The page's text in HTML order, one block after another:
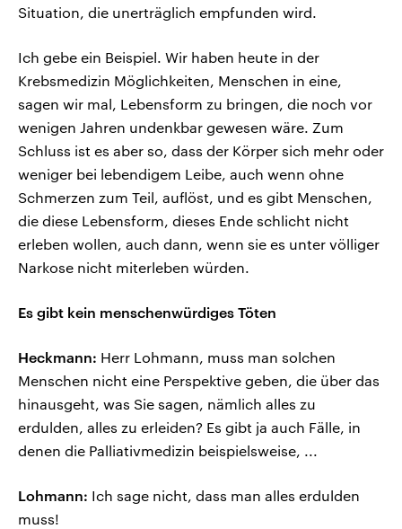
Situation, die unerträglich empfunden wird.
Ich gebe ein Beispiel. Wir haben heute in der
Krebsmedizin Möglichkeiten, Menschen in eine,
sagen wir mal, Lebensform zu bringen, die noch vor
wenigen Jahren undenkbar gewesen wäre. Zum
Schluss ist es aber so, dass der Körper sich mehr oder
weniger bei lebendigem Leibe, auch wenn ohne
Schmerzen zum Teil, auflöst, und es gibt Menschen,
die diese Lebensform, dieses Ende schlicht nicht
erleben wollen, auch dann, wenn sie es unter völliger
Narkose nicht miterleben würden.
Es gibt kein menschenwürdiges Töten
Heckmann: Herr Lohmann, muss man solchen
Menschen nicht eine Perspektive geben, die über das
hinausgeht, was Sie sagen, nämlich alles zu
erdulden, alles zu erleiden? Es gibt ja auch Fälle, in
denen die Palliativmedizin beispielsweise, ...
Lohmann: Ich sage nicht, dass man alles erdulden
muss!